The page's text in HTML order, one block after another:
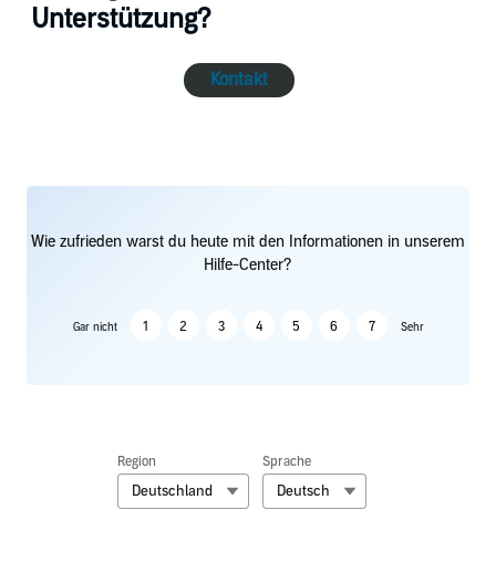
Unterstützung?
Kontakt
Wie zufrieden warst du heute mit den Informationen in unserem
Hilfe-Center?
Gar nicht 1 2 3 4 5 6 7 Sehr
Region
Deutschland
Sprache
Deutsch